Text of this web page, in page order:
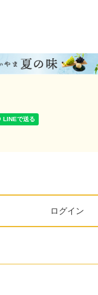
ログイン